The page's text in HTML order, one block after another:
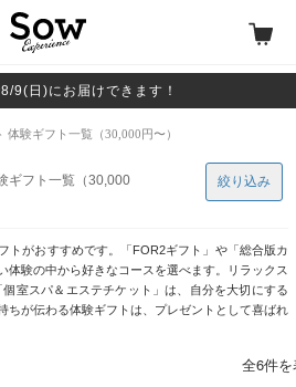
9(日)にお届けできます！
験ギフト一覧（30,000円〜）
ギフト一覧（30,000
トがおすすめです。「FOR2ギフト」や「総合版カ
体験の中から好きなコースを選べます。リラックス
室スパ＆エステチケット」は、自分を大切にする
ちが伝わる体験ギフトは、プレゼントとして喜ばれ
絞り込み
全6件